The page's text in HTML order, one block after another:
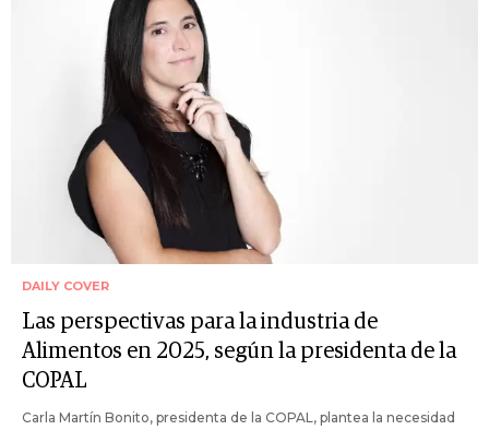
DAILY COVER
Las perspectivas para la industria de
Alimentos en 2025, según la presidenta de la
COPAL
Carla Martín Bonito, presidenta de la COPAL, plantea la necesidad